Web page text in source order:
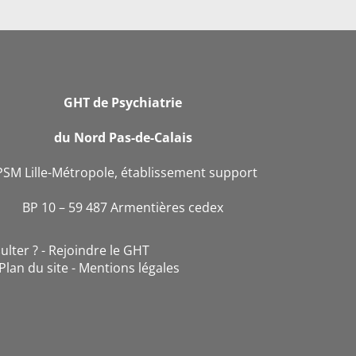
GHT de Psychiatrie
du Nord Pas-de-Calais
Lille-Métropole, établissement support
BP 10 – 59 487 Armentières cedex
?
Rejoindre le GHT
Plan du site
Mentions légales